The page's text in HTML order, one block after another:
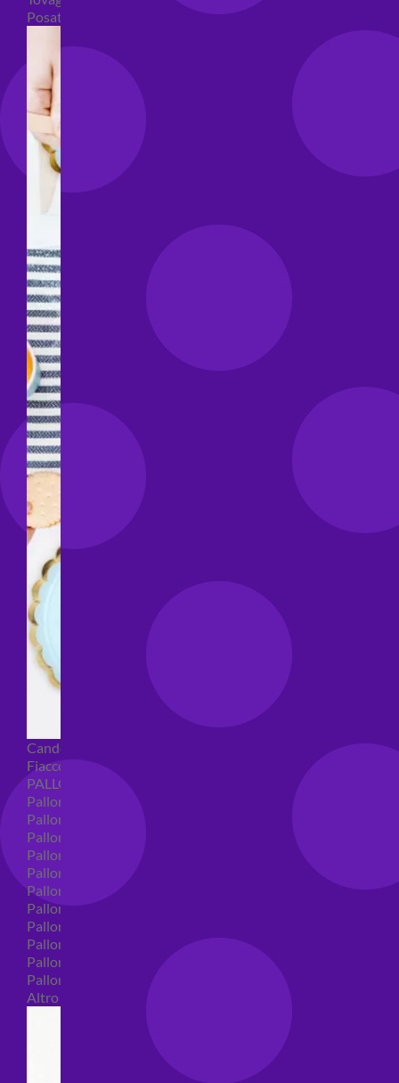
Posate per feste
Candeline compleanno
Fiaccole
PALLONCINI
Palloncini in lattice
Palloncini in lattice monocolore
Palloncini in lattice monocolore dimensione 5"
Palloncini in lattice monocolore dimensione 10"
Palloncini in lattice monocolore dimensione 12"
Palloncini in lattice monocolore dimensione 16"
Palloncini in lattice decorati
Palloncini in lattice decorati dimensione 5"
Palloncini in lattice decorati dimensione 10"
Palloncini in lattice decorati dimensione 12"
Palloncini in lattice decorati dimensione 16"
Altro